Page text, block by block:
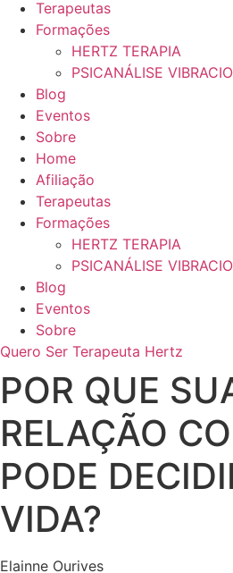
Terapeutas
Formações
HERTZ TERAPIA
PSICANÁLISE
Blog
Eventos
Sobre
Home
Afiliação
Terapeutas
Formações
HERTZ TERAPIA
PSICANÁLISE
Blog
Eventos
Sobre
Quero Ser Terapeuta Hertz
POR QUE
RELAÇÃO
PODE
VIDA?
Elainne Ourives